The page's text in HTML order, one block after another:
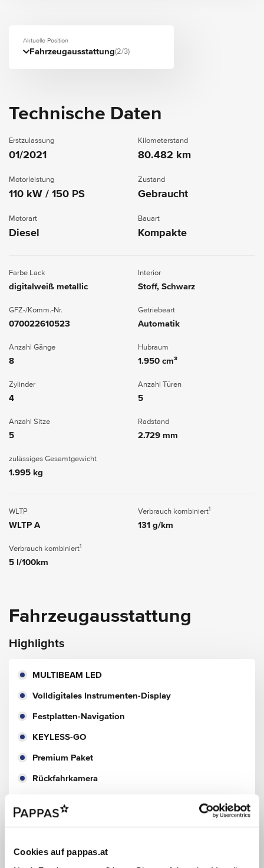
Cookies auf pappas.at
Aktuelle Position
Fahrzeugausstattung(2/3)
Technische Daten
Erstzulassung
01/2021
Kilometerstand
80.482 km
Motorleistung
110 kW / 150 PS
Zustand
Gebraucht
Motorart
Diesel
Bauart
Kompakte
Farbe Lack
digitalweiß metallic
Interior
Stoff, Schwarz
GFZ-/Komm.-Nr.
070022610523
Getriebeart
Automatik
Anzahl Gänge
8
Hubraum
1.950 cm³
Zylinder
4
Anzahl Türen
5
Anzahl Sitze
5
Radstand
2.729 mm
zulässiges Gesamtgewicht
1.995 kg
WLTP
WLTP A
Verbrauch kombiniert1
131 g/km
Verbrauch kombiniert1
5 l/100km
Fahrzeugausstattung
Highlights
MULTIBEAM LED
Volldigitales Instrumenten-Display
Festplatten-Navigation
KEYLESS-GO
Premium Paket
Rückfahrkamera
AMG Line